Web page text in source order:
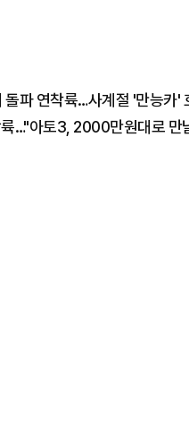
파 연착륙…사계절 '만능카'
…"아토3, 2000만원대로 만